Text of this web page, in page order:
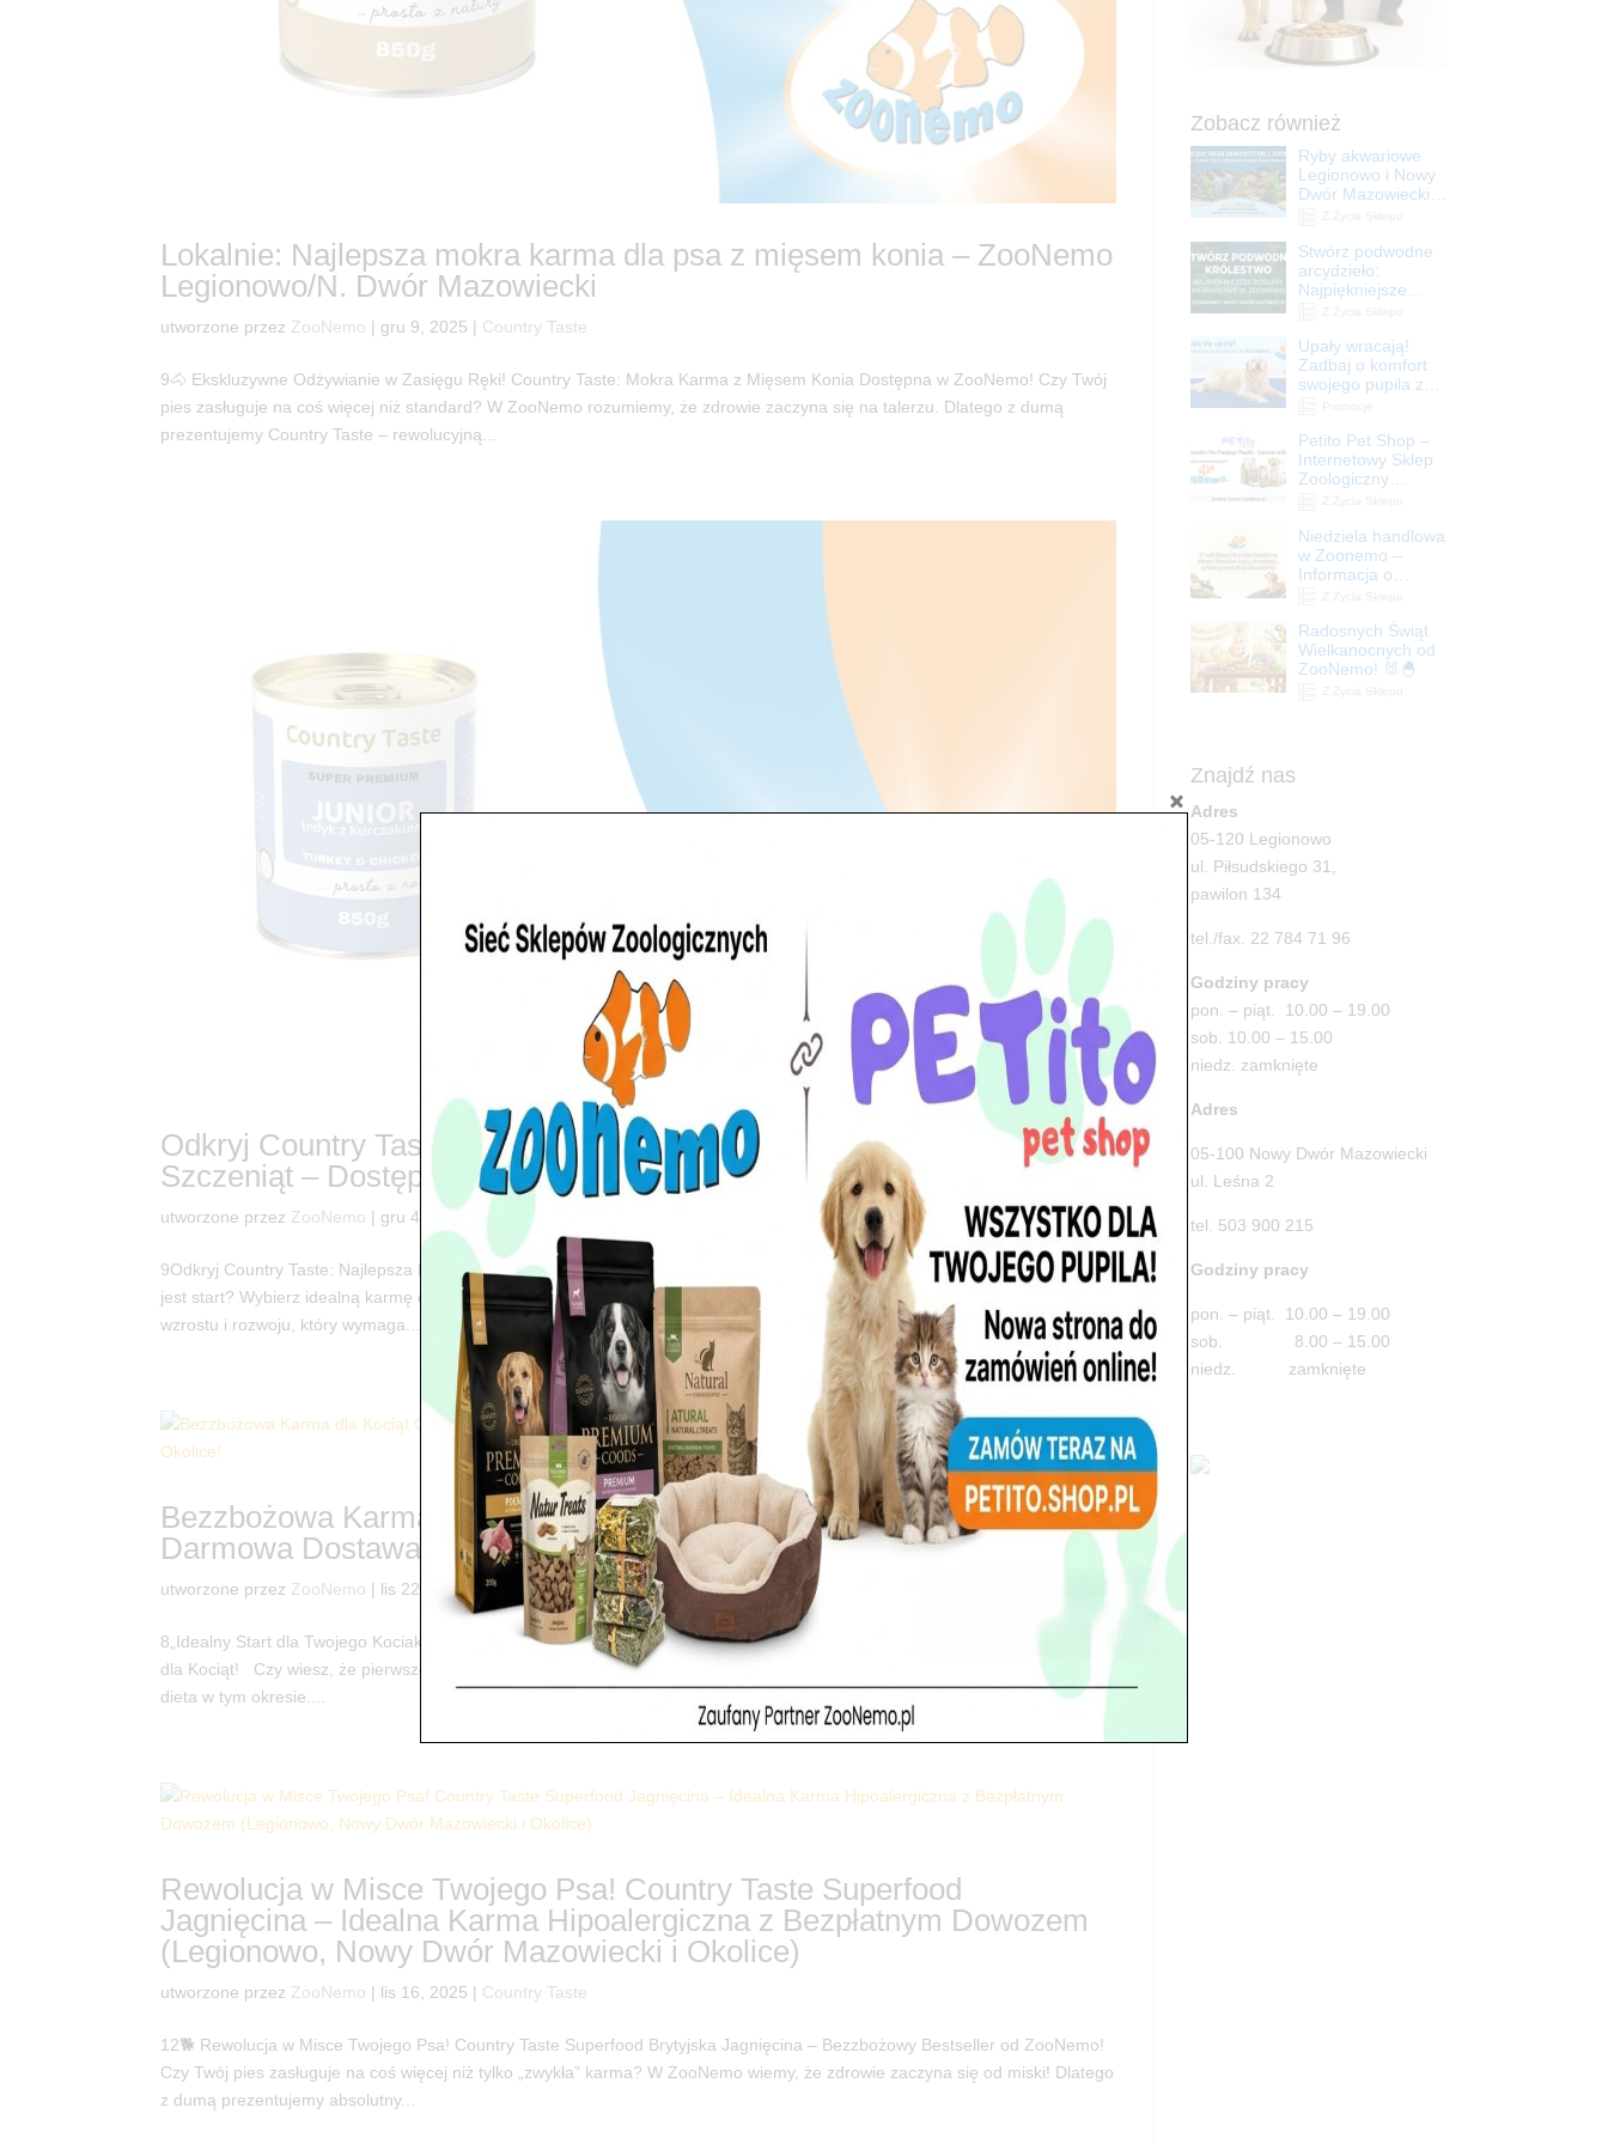
Lokalnie: Najlepsza mokra karma dla psa z mięsem konia – ZooNemo
Legionowo/N. Dwór Mazowiecki
utworzone przez ZooNemo | gru 9, 2025 | Country Taste
9🐴 Ekskluzywne Odżywianie w Zasięgu Ręki! Country Taste: Mokra Karma z Mięsem Konia Dostępna w ZooNemo! Czy Twój
pies zasługuje na coś więcej niż standard? W ZooNemo rozumiemy, że zdrowie zaczyna się na talerzu. Dlatego z dumą
prezentujemy Country Taste – rewolucyjną...
Odkryj Country Taste: Najlepsza Mokra Karma Bezzbożowa dla
Szczeniąt – Dostępna w ZooNemo
utworzone przez ZooNemo | gru 4, 2025
9Odkryj Country Taste: Najlepsza Mokra Karma Bezzbożowa dla Szczeniąt – Dostępna w ZooNemo! 🐕 Czy wiesz, jak ważny
jest start? Wybierz idealną karmę dla Twojego szczeniaka! Pierwsze miesiące życia Twojego pupila to czas intensywnego
wzrostu i rozwoju, który wymaga...
Bezzbożowa Karma dla Kociąt Country Taste – Idealny Start!
Darmowa Dostawa: Legionowo, Nowy Dwór Mazowiecki i Okolice!
utworzone przez ZooNemo | lis 22, 2025 Country Taste
8„Idealny Start dla Twojego Kociaka z Country Taste!” 🐾 Czas na Najlepszy Start: Odkryj Bezzbożową Karmę Country Taste
dla Kociąt! Czy wiesz, że pierwsze miesiące życia to klucz do zdrowia Twojego kota? W ZooNemo rozumiemy, jak ważna jest
dieta w tym okresie....
Rewolucja w Misce Twojego Psa! Country Taste Superfood
Jagnięcina – Idealna Karma Hipoalergiczna z Bezpłatnym Dowozem
(Legionowo, Nowy Dwór Mazowiecki i Okolice)
utworzone przez ZooNemo | lis 16, 2025 | Country Taste
12🐕 Rewolucja w Misce Twojego Psa! Country Taste Superfood Brytyjska Jagnięcina – Bezzbożowy Bestseller od ZooNemo!
Czy Twój pies zasługuje na coś więcej niż tylko „zwykła” karma? W ZooNemo wiemy, że zdrowie zaczyna się od miski! Dlatego
z dumą prezentujemy absolutny...
Zobacz również
Ryby akwariowe
Legionowo i Nowy
Dwór Mazowiecki –
Stwórz podwodne
arcydzieło:
Najpiękniejsze
Legionowo i Nowy
Dwór Mazowiecki
Upały wracają!
Zadbaj o komfort
swojego pupila z
ZooNemo
Petito Pet Shop –
Internetowy Sklep
Zoologiczny
| ZooNemo
Niedziela handlowa
w Zoonemo –
Informacja o
Radosnych Świąt
Wielkanocnych od
ZooNemo! 🐰🐣
Znajdź nas
Adres
05-120 Legionowo
ul. Piłsudskiego 31,
pawilon 134
tel./fax. 22 784 71 96
Godziny pracy
pon. – piąt. 10.00 – 19.00
sob. 10.00 – 15.00
niedz. zamknięte
Adres
05-100 Nowy Dwór Mazowiecki
ul. Leśna 2
tel. 503 900 215
Godziny pracy
pon. – piąt. 10.00 – 19.00
sob. 8.00 – 15.00
niedz. zamknięte